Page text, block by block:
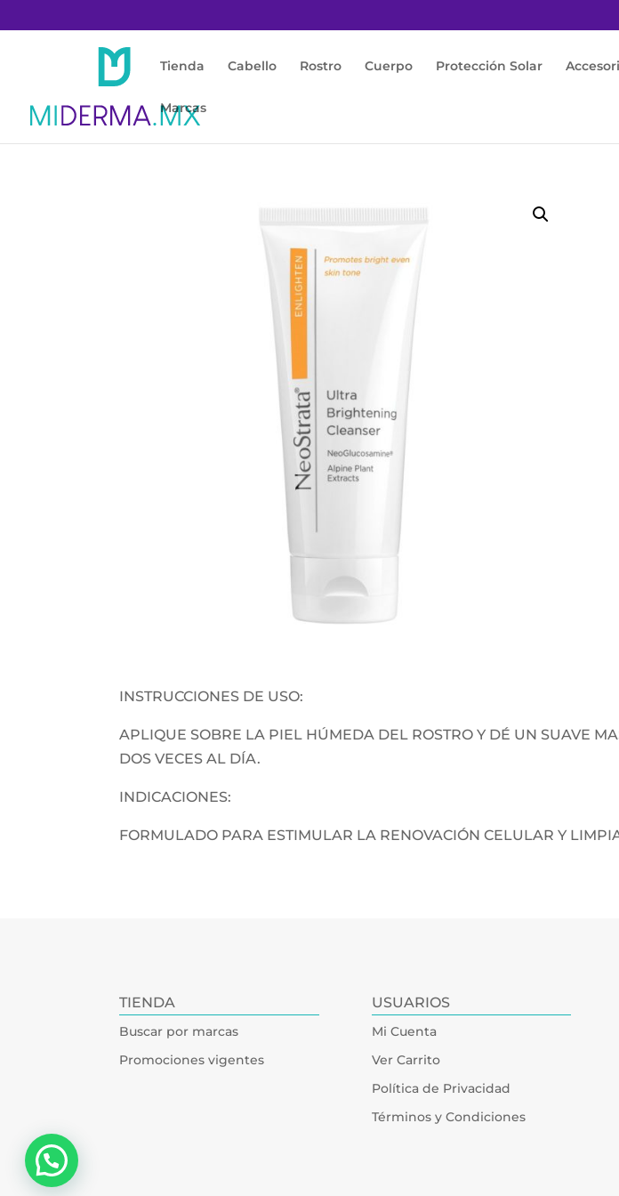
Tienda Cabello Rostro Cuerpo Protección Solar
Marcas
INSTRUCCIONES DE USO:
APLIQUE SOBRE LA PIEL HÚMEDA DEL ROSTRO Y DÉ UN SUAVE
DOS VECES AL DÍA.
INDICACIONES:
FORMULADO PARA ESTIMULAR LA RENOVACIÓN CELULAR Y
TIENDA
Buscar por marcas
Promociones vigentes
USUARIOS
Mi Cuenta
Ver Carrito
Política de Privacidad
Términos y Condiciones